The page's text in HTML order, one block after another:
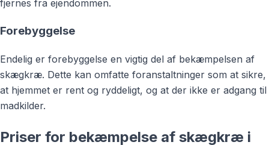
fjernes fra ejendommen.
Forebyggelse
Endelig er forebyggelse en vigtig del af bekæmpelsen af
skægkræ. Dette kan omfatte foranstaltninger som at sikre,
at hjemmet er rent og ryddeligt, og at der ikke er adgang til
madkilder.
Priser for bekæmpelse af skægkræ i